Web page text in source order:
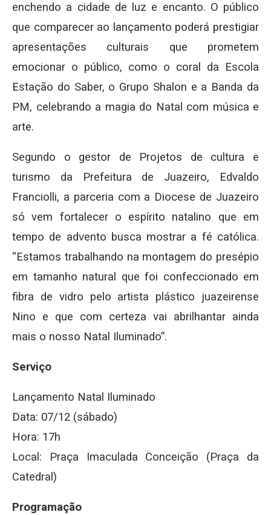
enchendo a cidade de luz e encanto. O público
que comparecer ao lançamento poderá prestigiar
apresentações culturais que prometem
emocionar o público, como o coral da Escola
Estação do Saber, o Grupo Shalon e a Banda da
PM, celebrando a magia do Natal com música e
arte.
Segundo o gestor de Projetos de cultura e
turismo da Prefeitura de Juazeiro, Edvaldo
Franciolli, a parceria com a Diocese de Juazeiro
só vem fortalecer o espírito natalino que em
tempo de advento busca mostrar a fé católica.
“Estamos trabalhando na montagem do presépio
em tamanho natural que foi confeccionado em
fibra de vidro pelo artista plástico juazeirense
Nino e que com certeza vai abrilhantar ainda
mais o nosso Natal Iluminado”.
Serviço
Lançamento Natal Iluminado
Data: 07/12 (sábado)
Hora: 17h
Local: Praça Imaculada Conceição (Praça da
Catedral)
Programação